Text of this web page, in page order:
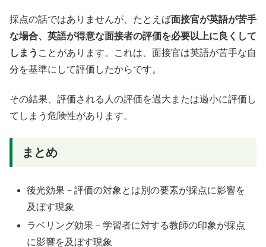
採点の話ではありませんが、たとえば面接官が英語が苦手
な場合、英語が得意な面接者の評価を必要以上に良くして
しまう ことがあります。これは、面接官は英語が苦手な自
分を基準にして評価したからです。
その結果、 評価される人の評価を過大または過小に評価し
てしまう危険性があります。
まとめ
後光効果－評価の対象とは別の要素が採点に影響を
及ぼす現象
ラベリング効果－学習者に対する教師の印象が採点
に影響を及ぼす現象